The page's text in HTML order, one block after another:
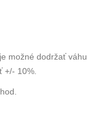
možné dodržať váhu
+/- 10%.